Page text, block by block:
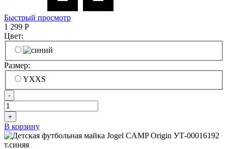
Быстрый просмотр
1 299 Р
Цвет:
Размер:
YXXS
-
+
В корзину